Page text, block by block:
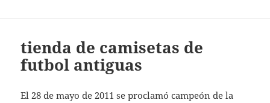
tienda de camisetas de
futbol antiguas
El 28 de mayo de 2011 se proclamó campeón de la